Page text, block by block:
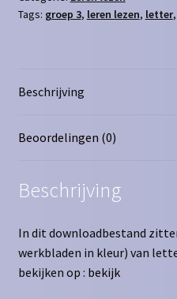
Tags: groep 3, leren lezen, letter,
Beschrijving
Beoordelingen (0)
Beschrijving
In dit downloadbestand
werkbladen in kleur) van
bekijken op : bekijk